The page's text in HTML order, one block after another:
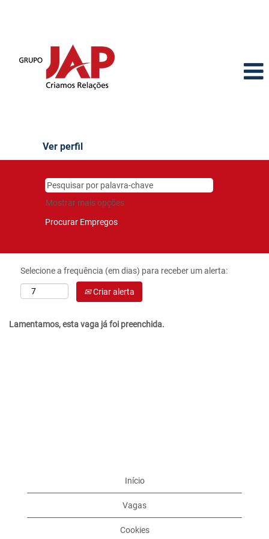
Ver perfil
Mostrar mais opções
Selecione a frequência (em dias) para receber um alerta:
Criar alerta
Lamentamos, esta vaga já foi preenchida.
Início
Vagas
Cookies